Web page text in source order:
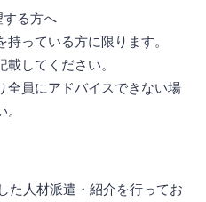
る方へ
ている方に限ります。
てください。
にアドバイスできない場
た人材派遣・紹介を行ってお